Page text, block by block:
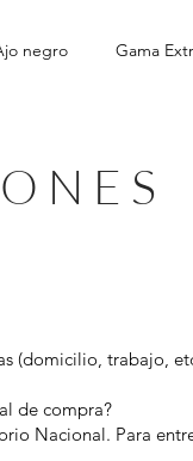
negro Gama
(domicilio, trabajo,
de compra?
Nacional. Para